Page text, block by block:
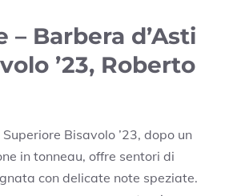
– Barbera d’Asti
’23, Roberto
Bisavolo ’23, dopo un
in tonneau, offre sentori di
con delicate note speziate.